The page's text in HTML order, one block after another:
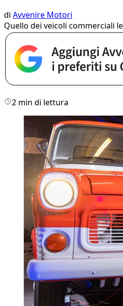
di Avvenire Motori
Quello dei veicoli commerciali
2 min di lettura